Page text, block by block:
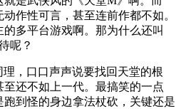
作性可言，甚至连前作都不如。
多平台游戏啊。那为什么还叫
呢？
，口口声声说要找回天堂的根
还不如上一代。最搞笑的一点
到怪的身边拿法杖砍，关键还是